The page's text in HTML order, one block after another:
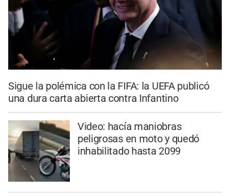
Sigue la polémica con la FIFA: la UEFA publicó
una dura carta abierta contra Infantino
Video: hacía maniobras
peligrosas en moto y quedó
inhabilitado hasta 2099